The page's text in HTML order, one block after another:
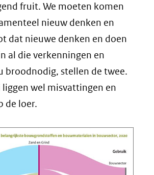
fruit. We moeten komen
nieuw denken en
dat nieuwe denken en doen
al die verkenningen en
broodnodig, stellen de twee.
wel misvattingen en
de loer.